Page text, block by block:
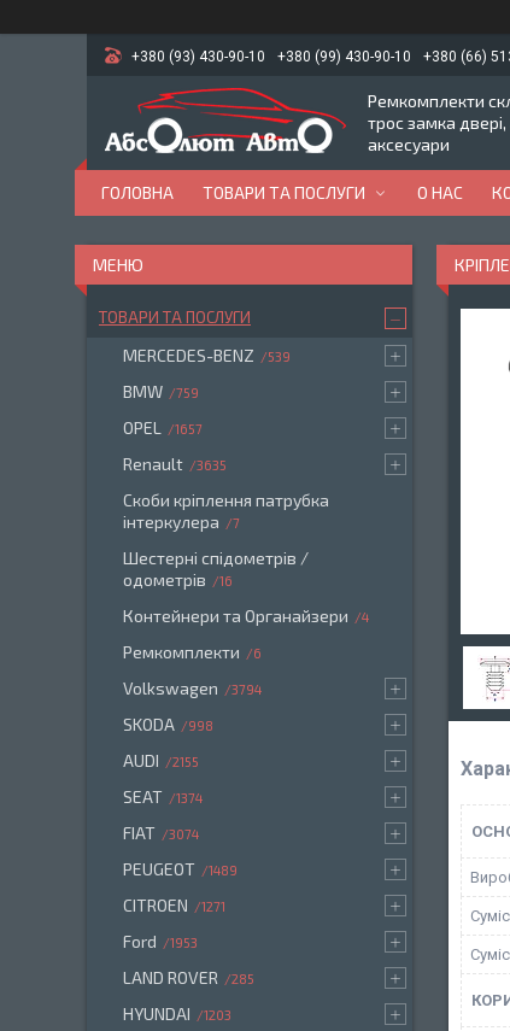
+380 (93) 430-90-10 +380 (99) 430-90-10 +380 (66)
Ремкомплекти
трос замка
аксесуари
ГОЛОВНА ТОВАРИ ТА ПОСЛУГИ О НАС
ТОВАРИ ТА ПОСЛУГИ
MERCEDES-BENZ 539
BMW 759
OPEL 1657
Renault 3635
Скоби кріплення патрубка
інтеркулера
7
Шестерні спідометрів /
одометрів
16
Контейнери та Органайзери 4
Ремкомплекти 6
Volkswagen 3794
SKODA 998
AUDI 2155
SEAT 1374
FIAT 3074
PEUGEOT 1489
CITROEN 1271
Ford 1953
LAND ROVER 285
HYUNDAI 1203